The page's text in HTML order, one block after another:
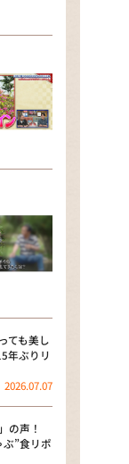
アナ
news お
献立 何
ズン２
正義の
ても美し
年ぶりリ
2026.07.07
の声！
”食リポ